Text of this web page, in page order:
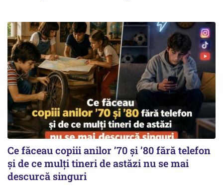
Ce făceau copiii anilor ’70 și ’80 fără telefon
și de ce mulți tineri de astăzi nu se mai
descurcă singuri